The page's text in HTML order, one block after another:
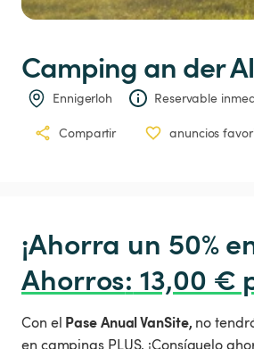
Camping an der
Ennigerloh Reservable
Compartir anuncios
¡Ahorra un 50%
Ahorros: 13,00 €
Con el Pase Anual VanSite, no
en campings PLUS. ¡Consíguelo